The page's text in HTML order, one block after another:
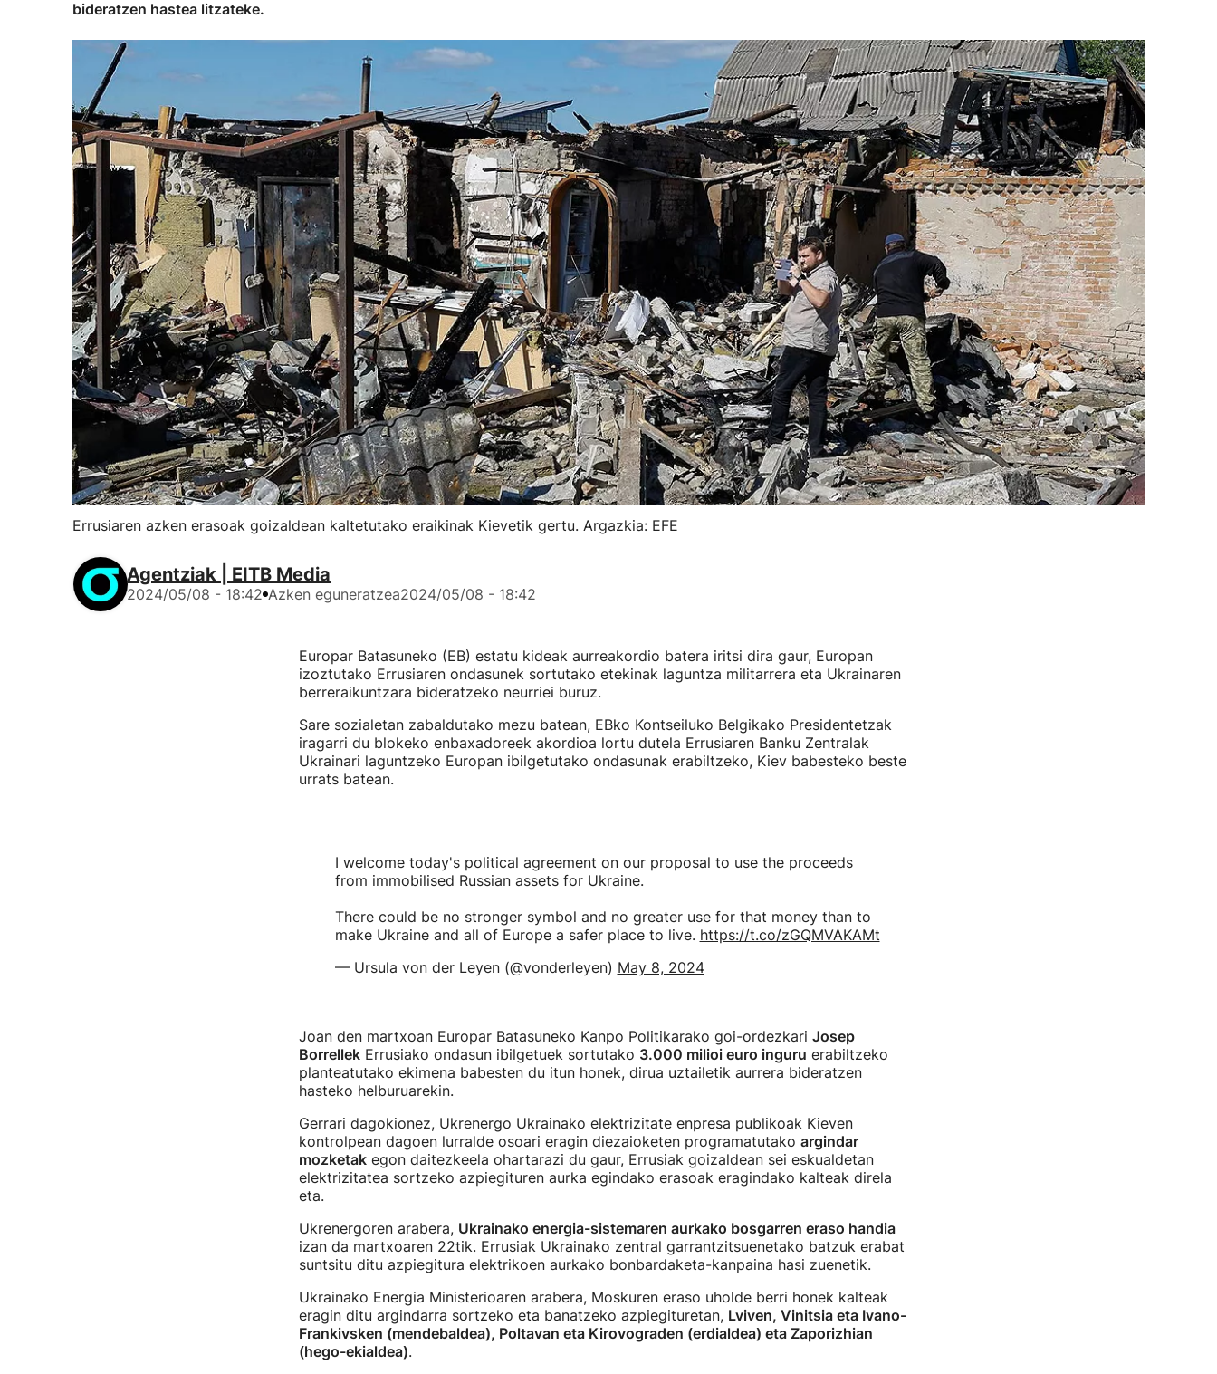
bideratzen hastea litzateke.
Errusiaren azken erasoak goizaldean kaltetutako eraikinak Kievetik gertu. Argazkia: EFE
Agentziak | EITB Media
2024/05/08 - 18:42 Azken eguneratzea2024/05/08 - 18:42
Europar Batasuneko (EB) estatu kideak aurreakordio batera iritsi dira gaur, Europan
izoztutako Errusiaren ondasunek sortutako etekinak laguntza militarrera eta Ukrainaren
berreraikuntzara bideratzeko neurriei buruz.
Sare sozialetan zabaldutako mezu batean, EBko Kontseiluko Belgikako Presidentetzak
iragarri du blokeko enbaxadoreek akordioa lortu dutela Errusiaren Banku Zentralak
Ukrainari laguntzeko Europan ibilgetutako ondasunak erabiltzeko, Kiev babesteko beste
urrats batean.
I welcome today's political agreement on our proposal to use the proceeds
from immobilised Russian assets for Ukraine.
There could be no stronger symbol and no greater use for that money than to
make Ukraine and all of Europe a safer place to live. https://t.co/zGQMVAKAMt
— Ursula von der Leyen (@vonderleyen) May 8, 2024
Joan den martxoan Europar Batasuneko Kanpo Politikarako goi-ordezkari Josep
BorrellekErrusiako ondasun ibilgetuek sortutako 3.000 milioi euro inguru erabiltzeko
planteatutako ekimena babesten du itun honek, dirua uztailetik aurrera bideratzen
hasteko helburuarekin.
Gerrari dagokionez, Ukrenergo Ukrainako elektrizitate enpresa publikoak Kieven
kontrolpean dagoen lurralde osoari eragin diezaioketen programatutako argindar
mozketakegon daitezkeela ohartarazi du gaur, Errusiak goizaldean sei eskualdetan
elektrizitatea sortzeko azpiegituren aurka egindako erasoak eragindako kalteak direla
eta.
Ukrenergoren arabera, Ukrainako energia-sistemaren aurkako bosgarren eraso handia
izan da martxoaren 22tik. Errusiak Ukrainako zentral garrantzitsuenetako batzuk erabat
suntsitu ditu azpiegitura elektrikoen aurkako bonbardaketa-kanpaina hasi zuenetik.
Ukrainako Energia Ministerioaren arabera, Moskuren eraso uholde berri honek kalteak
eragin ditu argindarra sortzeko eta banatzeko azpiegituretan, Lviven, Vinitsia eta Ivano-
Frankivsken (mendebaldea), Poltavan eta Kirovograden (erdialdea) eta Zaporizhian
(hego-ekialdea).